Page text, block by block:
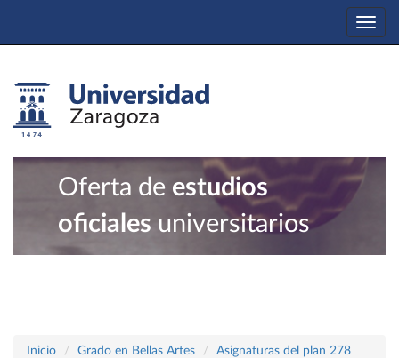
Oferta de estudios
oficiales universitarios
Inicio Grado en Bellas Artes
Asignaturas del plan 278